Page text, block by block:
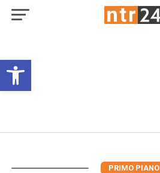
Open toolbar
PRIMO PIANO